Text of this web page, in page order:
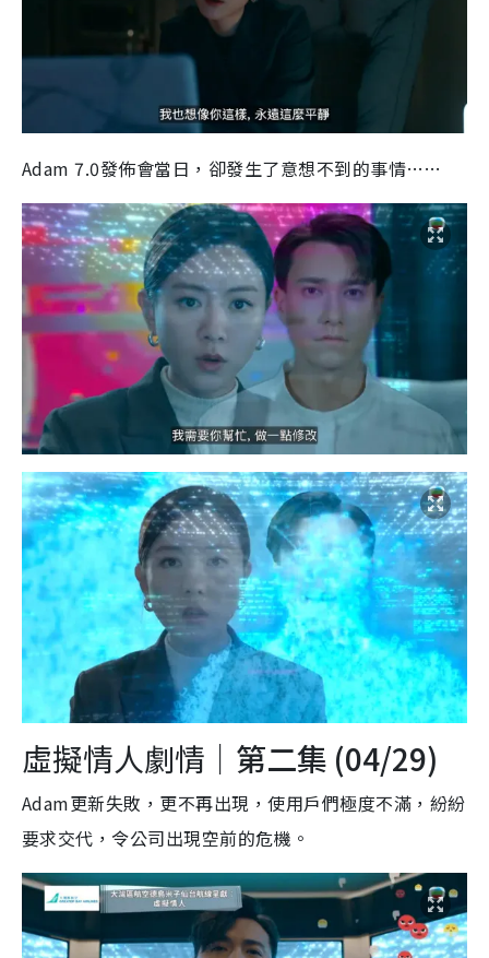
Adam 7.0發佈會當日，卻發生了意想不到的事情……
虛擬情人劇情｜ 第二集 (04/29)
Adam更新失敗，更不再出現，使用戶們極度不滿，紛紛
要求交代，令公司出現空前的危機。